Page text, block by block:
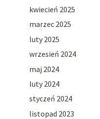
kwiecień 2025
marzec 2025
luty 2025
wrzesień 2024
maj 2024
luty 2024
styczeń 2024
listopad 2023